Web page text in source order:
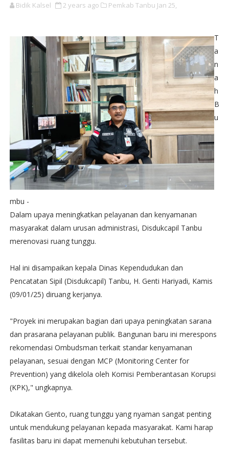
Bidik Kalsel 2 years ago Pemkab Tanbu Jan 25,
T
a
n
a
h
B
u
mbu -
Dalam upaya meningkatkan pelayanan dan kenyamanan
masyarakat dalam urusan administrasi, Disdukcapil Tanbu
merenovasi ruang tunggu.
Hal ini disampaikan kepala Dinas Kependudukan dan
Pencatatan Sipil (Disdukcapil) Tanbu, H. Genti Hariyadi, Kamis
(09/01/25) diruang kerjanya.
"Proyek ini merupakan bagian dari upaya peningkatan sarana
dan prasarana pelayanan publik. Bangunan baru ini merespons
rekomendasi Ombudsman terkait standar kenyamanan
pelayanan, sesuai dengan MCP (Monitoring Center for
Prevention) yang dikelola oleh Komisi Pemberantasan Korupsi
(KPK)," ungkapnya.
Dikatakan Gento, ruang tunggu yang nyaman sangat penting
untuk mendukung pelayanan kepada masyarakat. Kami harap
fasilitas baru ini dapat memenuhi kebutuhan tersebut.